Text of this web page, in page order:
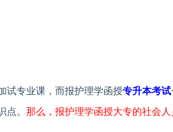
专业课，而报护理学函授专升本考试
。 那么，报护理学函授大专的社会